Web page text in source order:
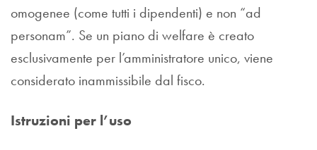
omogenee (come tutti i dipendenti) e non “ad
personam”. Se un piano di welfare è creato
esclusivamente per l’amministratore unico, viene
considerato inammissibile dal fisco.
Istruzioni per l’uso